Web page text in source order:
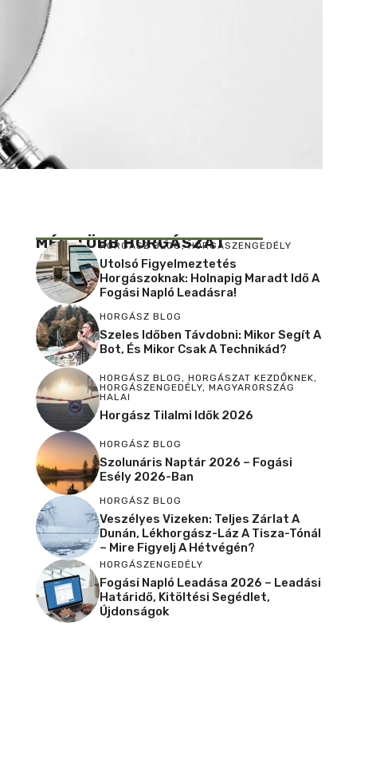
MÉG TÖBB HORGÁSZAT
HORGÁSZ BLOG,HORGÁSZENGEDÉLY
Utolsó Figyelmeztetés
Horgászoknak: Holnapig Maradt Idő A
Fogási Napló Leadásra!
HORGÁSZ BLOG
Szeles Időben Távdobni: Mikor Segít A
Bot, És Mikor Csak A Technikád?
HORGÁSZ BLOG , HORGÁSZAT KEZDŐKNEK,
HORGÁSZENGEDÉLY, MAGYARORSZÁG
HALAI
Horgász Tilalmi Idők 2026
HORGÁSZ BLOG
Szolunáris Naptár 2026 – Fogási
Esély 2026-Ban
HORGÁSZ BLOG
Veszélyes Vizeken: Teljes Zárlat A
Dunán, Lékhorgász-Láz A Tisza-Tónál
– Mire Figyelj A Hétvégén?
HORGÁSZENGEDÉLY
Fogási Napló Leadása 2026 – Leadási
Határidő, Kitöltési Segédlet,
Újdonságok